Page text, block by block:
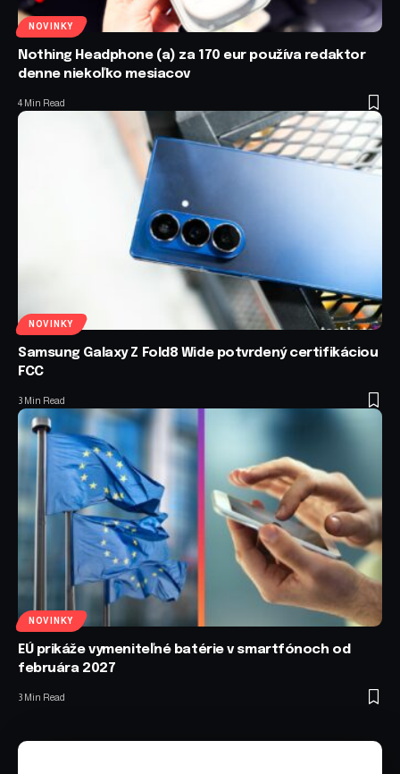
NOVINKY
Nothing Headphone (a) za 170 eur používa redaktor
denne niekoľko mesiacov
4 Min Read
NOVINKY
Samsung Galaxy Z Fold8 Wide potvrdený certifikáciou
FCC
3 Min Read
NOVINKY
EÚ prikáže vymeniteľné batérie v smartfónoch od
februára 2027
3 Min Read